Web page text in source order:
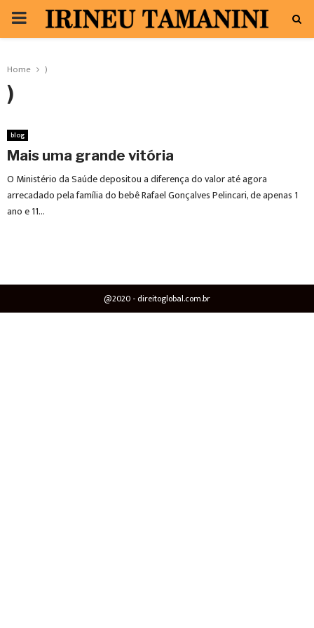
PRIMARY
Home )
)
blog
Mais uma grande vitória
O Ministério da Saúde depositou a diferença do valor até agora
arrecadado pela família do bebê Rafael Gonçalves Pelincari, de apenas 1
ano e 11...
@2020 - direitoglobal.com.br